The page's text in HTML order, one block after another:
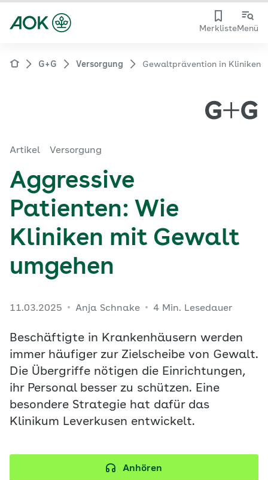
MerklisteMenü
G+G Versorgung Gewaltprävention in Kliniken
Artikel Versorgung
Aggressive
Patienten: Wie
Kliniken mit Gewalt
umgehen
11.03.2025 Anja Schnake 4 Min. Lesedauer
Beschäftigte in Krankenhäusern werden
immer häufiger zur Zielscheibe von Gewalt.
Die Übergriffe nötigen die Einrichtungen,
ihr Personal besser zu schützen. Eine
besondere Strategie hat dafür das
Klinikum Leverkusen entwickelt.
Anhören